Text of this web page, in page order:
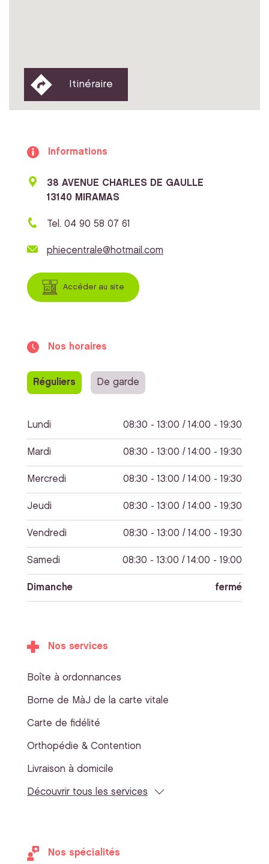
Itinéraire
Informations
38 AVENUE CHARLES DE GAULLE
13140 MIRAMAS
Tel. 04 90 58 07 61
phiecentrale@hotmail.com
Accéder au site
Nos horaires
Réguliers De garde
Lundi 08:30 - 13:00 / 14:00 - 19:30
Mardi 08:30 - 13:00 / 14:00 - 19:30
Mercredi 08:30 - 13:00 / 14:00 - 19:30
Jeudi 08:30 - 13:00 / 14:00 - 19:30
Vendredi 08:30 - 13:00 / 14:00 - 19:30
Samedi 08:30 - 13:00 / 14:00 - 19:00
Dimanche fermé
Nos services
Boîte à ordonnances
Borne de MàJ de la carte vitale
Carte de fidélité
Orthopédie & Contention
Livraison à domicile
Découvrir tous les services
Nos spécialités